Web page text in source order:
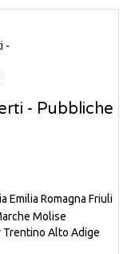
- Pubbliche
Emilia Romagna Friuli
Molise
Trentino Alto Adige